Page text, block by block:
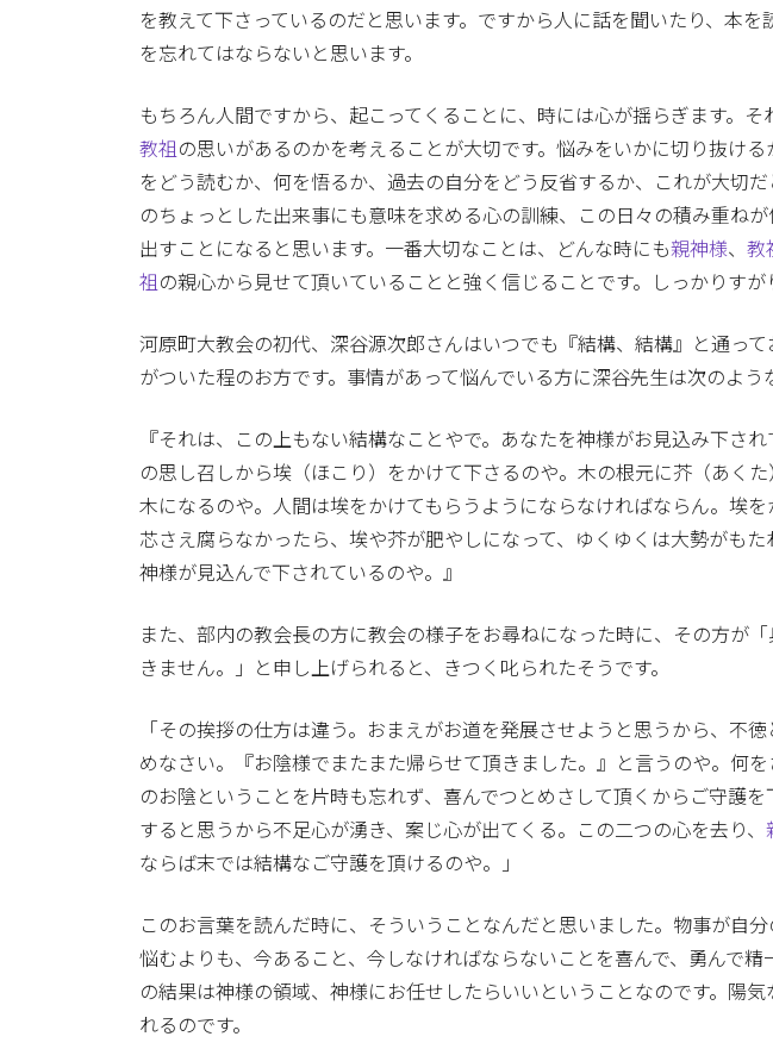
を教えて下さっているのだと思います。ですから人に話を聞いたり、本
を忘れてはならないと思います。
もちろん人間ですから、起こってくることに、時には心が揺らぎます。そ
教祖 の思いがあるのかを考えることが大切です。悩みをいかに切り抜け
をどう読むか、何を悟るか、過去の自分をどう反省するか、これが大切
のちょっとした出来事にも意味を求める心の訓練、この日々の積み重ね
出すことになると思います。一番大切なことは、どんな時にも親神様、 教
祖 の親心から見せて頂いていることと強く信じることです。しっかりすが
河原町大教会の初代、深谷源次郎さんはいつでも『結構、結構』と通っ
がついた程のお方です。事情があって悩んでいる方に深谷先生は次のよう
『それは、この上もない結構なことやで。あなたを神様がお見込み下さ
の思し召しから埃（ほこり）をかけて下さるのや。木の根元に芥（あく
木になるのや。人間は埃をかけてもらうようにならなければならん。埃を
芯さえ腐らなかったら、埃や芥が肥やしになって、ゆくゆくは大勢がも
神様が見込んで下されているのや。』
また、部内の教会長の方に教会の様子をお尋ねになった時に、その方が
きません。」と申し上げられると、きつく叱られたそうです。
「その挨拶の仕方は違う。おまえがお道を発展させようと思うから、不
めなさい。『お陰様でまたまた帰らせて頂きました。』と言うのや。何
のお陰ということを片時も忘れず、喜んでつとめさして頂くからご守護
すると思うから不足心が湧き、案じ心が出てくる。この二つの心を去り、
ならば末では結構なご守護を頂けるのや。」
このお言葉を読んだ時に、そういうことなんだと思いました。物事が自
悩むよりも、今あること、今しなければならないことを喜んで、勇んで
の結果は神様の領域、神様にお任せしたらいいということなのです。陽
れるのです。